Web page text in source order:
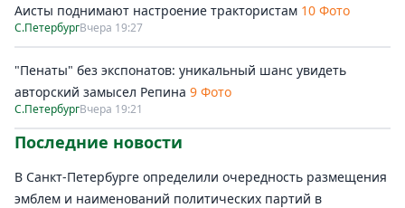
Аисты поднимают настроение трактористам 10 Фото
С.ПетербургВчера 19:27
"Пенаты" без экспонатов: уникальный шанс увидеть
авторский замысел Репина 9 Фото
С.ПетербургВчера 19:21
Последние новости
В Санкт-Петербурге определили очередность размещения
эмблем и наименований политических партий в